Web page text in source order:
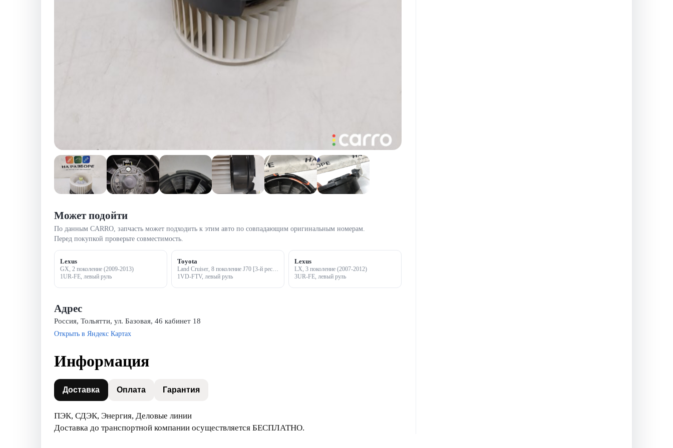
Может подойти
По данным CARRO, запчасть может подходить к этим авто по совпадающим оригинальным номерам.
Перед покупкой проверьте совместимость.
Lexus
GX, 2 поколение (2009-2013)
1UR-FE, левый руль
Toyota
Land Cruiser, 8 поколение J70 [3-й рестайлинг] (2007-2012)
1VD-FTV, левый руль
Lexus
LX, 3 поколение (2007-2012)
3UR-FE, левый руль
Адрес
Россия, Тольятти, ул. Базовая, 46 кабинет 18
Открыть в Яндекс Картах
Информация
Доставка Оплата Гарантия
ПЭК, СДЭК, Энергия, Деловые линии
Доставка до транспортной компании осуществляется БЕСПЛАТНО.